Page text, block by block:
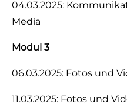
04.03.2025:
Media
Modul 3
06.03.2025: Fotos und
11.03.2025: Fotos und